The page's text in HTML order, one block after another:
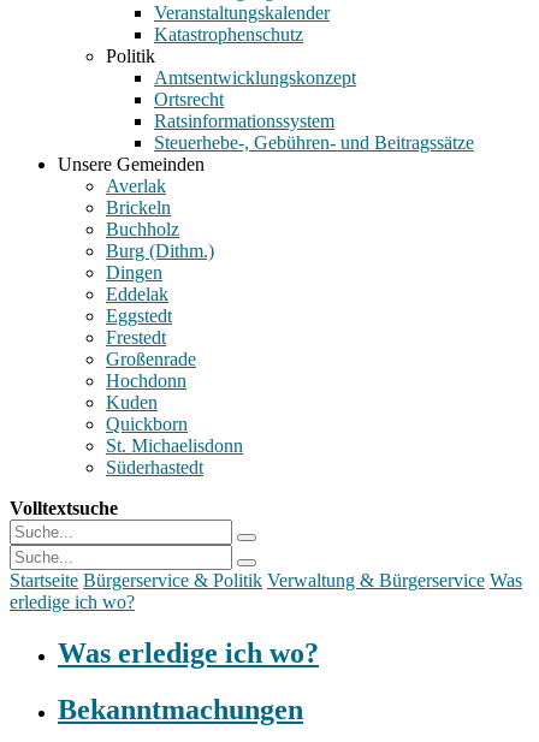
Veranstaltungskalender
Katastrophenschutz
Politik
Amtsentwicklungskonzept
Ortsrecht
Ratsinformationssystem
Steuerhebe-, Gebühren- und Beitragssätze
Unsere Gemeinden
Averlak
Brickeln
Buchholz
Burg (Dithm.)
Dingen
Eddelak
Eggstedt
Frestedt
Großenrade
Hochdonn
Kuden
Quickborn
St. Michaelisdonn
Süderhastedt
Volltextsuche
Startseite Bürgerservice & Politik Verwaltung & Bürgerservice Was
erledige ich wo?
Was erledige ich wo?
Bekanntmachungen